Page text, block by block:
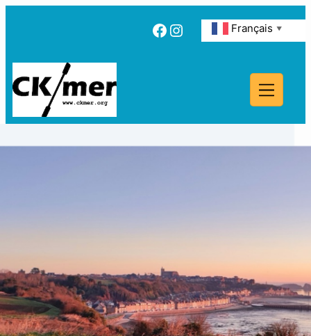
Facebook
InstagramFrançais ▼